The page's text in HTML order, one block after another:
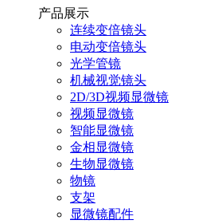
产品展示
连续变倍镜头
电动变倍镜头
光学管镜
机械视觉镜头
2D/3D视频显微镜
视频显微镜
智能显微镜
金相显微镜
生物显微镜
物镜
支架
显微镜配件